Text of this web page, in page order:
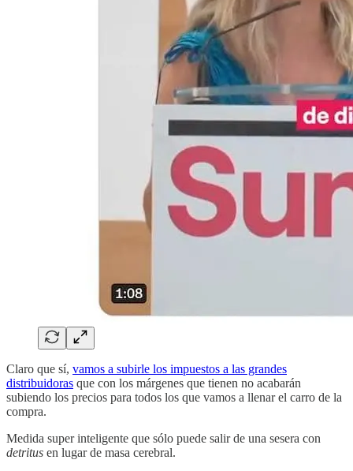
Claro que sí, vamos a subirle los impuestos a las grandes
distribuidoras que con los márgenes que tienen no acabarán
subiendo los precios para todos los que vamos a llenar el carro de la
compra.
Medida super inteligente que sólo puede salir de una sesera con
detritus en lugar de masa cerebral.